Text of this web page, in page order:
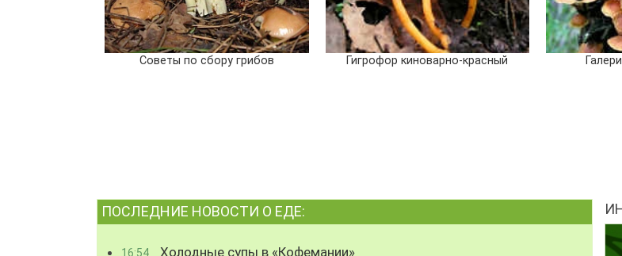
Советы по сбору грибов Гигрофор киноварно-красный
ПОСЛЕДНИЕ НОВОСТИ О ЕДЕ:
16:54 Холодные супы в «Кофемании»